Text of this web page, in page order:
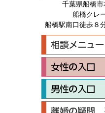
千葉県船橋市
船橋クレ
船橋駅南口徒歩８